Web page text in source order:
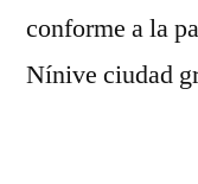
conforme a la
Nínive ciudad